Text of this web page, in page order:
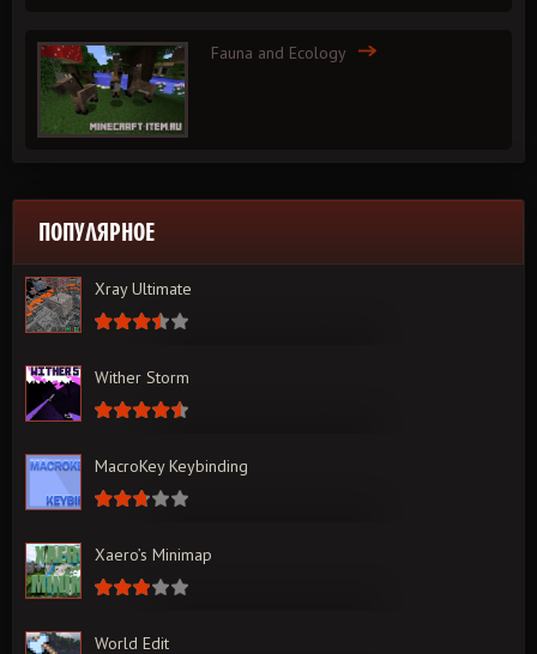
Fauna and Ecology
ПОПУЛЯРНОЕ
Xray Ultimate
Wither Storm
MacroKey Keybinding
Xaero’s Minimap
World Edit